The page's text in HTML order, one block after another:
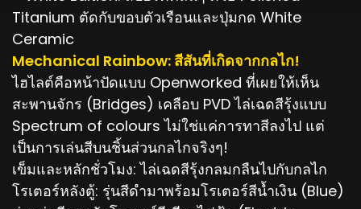
Titanium ตัดกับขอบตัวเรือนและปุ่มกด White
Ceramic
Mechanical Rainbow: สีสันที่เกิดจากกลไก!
ไฮไลต์คือหน้าปัดแบบ Openworked ที่เผยให้เห็น
สะพานจักร (Bridges) เคลือบ PVD ไล่เฉดสีรุ้งแบบ
Spectrum of colours ไม่ใช่แค่การทาสีลงไป แต่
เป็นการเล่นสีบนชิ้นส่วนกลไกจริงๆ!
เข็มและหลักชั่วโมง: ไล่เฉดสีรุ้งกลมกลืนไปกับกลไก
โรเตอร์หลังตู้: รุ่นสีดำมาพร้อมโรเตอร์สีน้ำเงิน (Blue)